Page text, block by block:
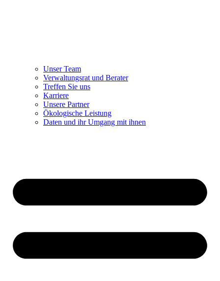
Unser Team
Verwaltungsrat und Berater
Treffen Sie uns
Karriere
Unsere Partner
Ökologische Leistung
Daten und ihr Umgang mit ihnen